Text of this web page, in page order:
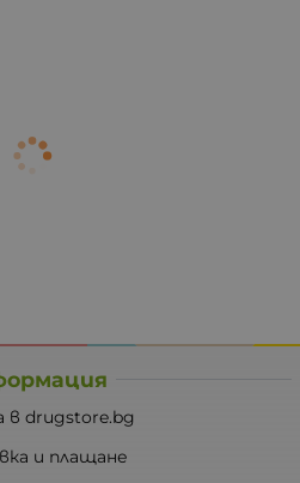
в drugstore.bg
и плащане